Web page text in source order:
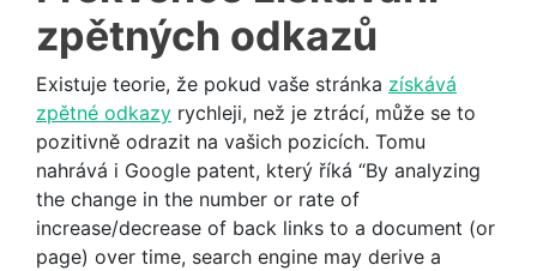
zpětných odkazů
Existuje teorie, že pokud vaše stránka získává
zpětné odkazy rychleji, než je ztrácí, může se to
pozitivně odrazit na vašich pozicích. Tomu
nahrává i Google patent, který říká “By analyzing
the change in the number or rate of
increase/decrease of back links to a document (or
page) over time, search engine may derive a